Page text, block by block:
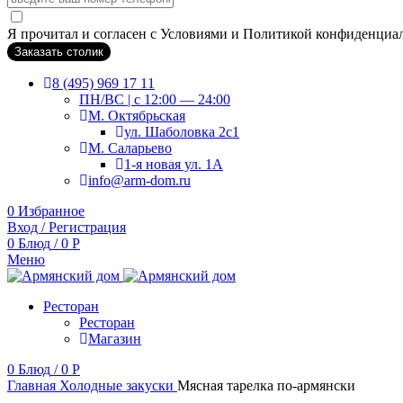
Я прочитал и согласен с Условиями и Политикой
Заказать столик
8 (495) 969 17 11
ПН/ВС | c 12:00 — 24:00
М. Октябрьская
ул. Шаболовка 2с1
М. Саларьево
1-я новая ул. 1А
info@arm-dom.ru
0 Избранное
Вход / Регистрация
0 Блюд / 0 Р
Меню
Ресторан
Ресторан
Магазин
0 Блюд / 0 Р
Главная Холодные закуски Мясная тарелка по-армянски